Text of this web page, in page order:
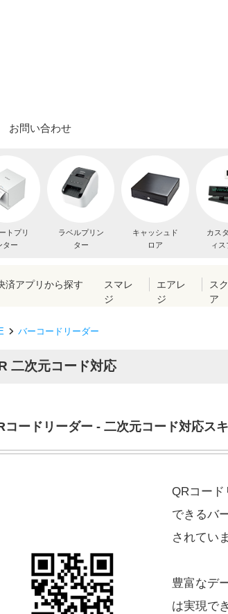
お問い合わせ
トプリ
ター
ラベルプリン
ター
キャッシュド
ロア
カス
ィス
済アプリから探す
スマレ
ジ
エアレ
ジ
ス
ア
バーコードリーダー
二次元コード対応
コードリーダー - 二次元コード対応ス
QRコード
できるバ
されてい
豊富なデ
は実現で